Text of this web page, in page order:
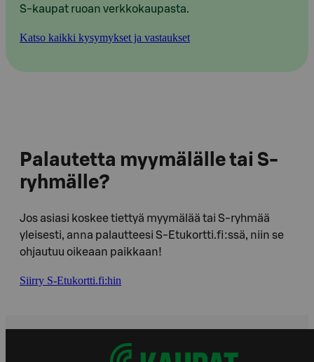
S-kaupat ruoan verkkokaupasta.
Katso kaikki kysymykset ja vastaukset
Palautetta myymälälle tai S-
ryhmälle?
Jos asiasi koskee tiettyä myymälää tai S-ryhmää
yleisesti, anna palautteesi S-Etukortti.fi:ssä, niin se
ohjautuu oikeaan paikkaan!
Siirry S-Etukortti.fi:hin